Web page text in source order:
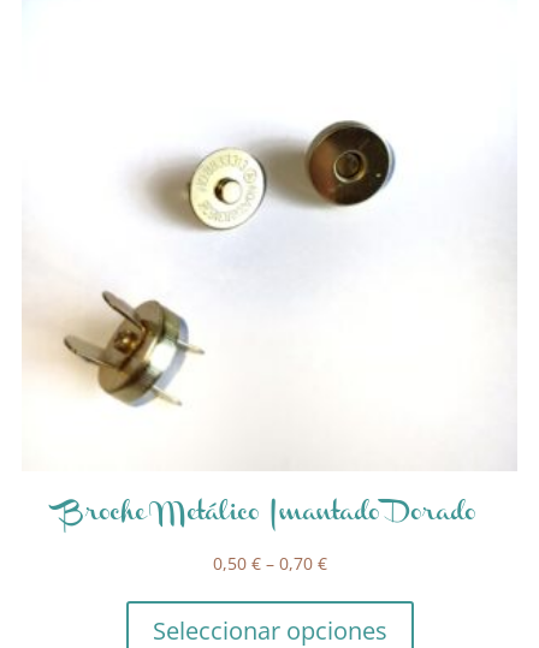
Broche Metálico Imantado Dorado
0,50 €– 0,70 €
Seleccionar opciones